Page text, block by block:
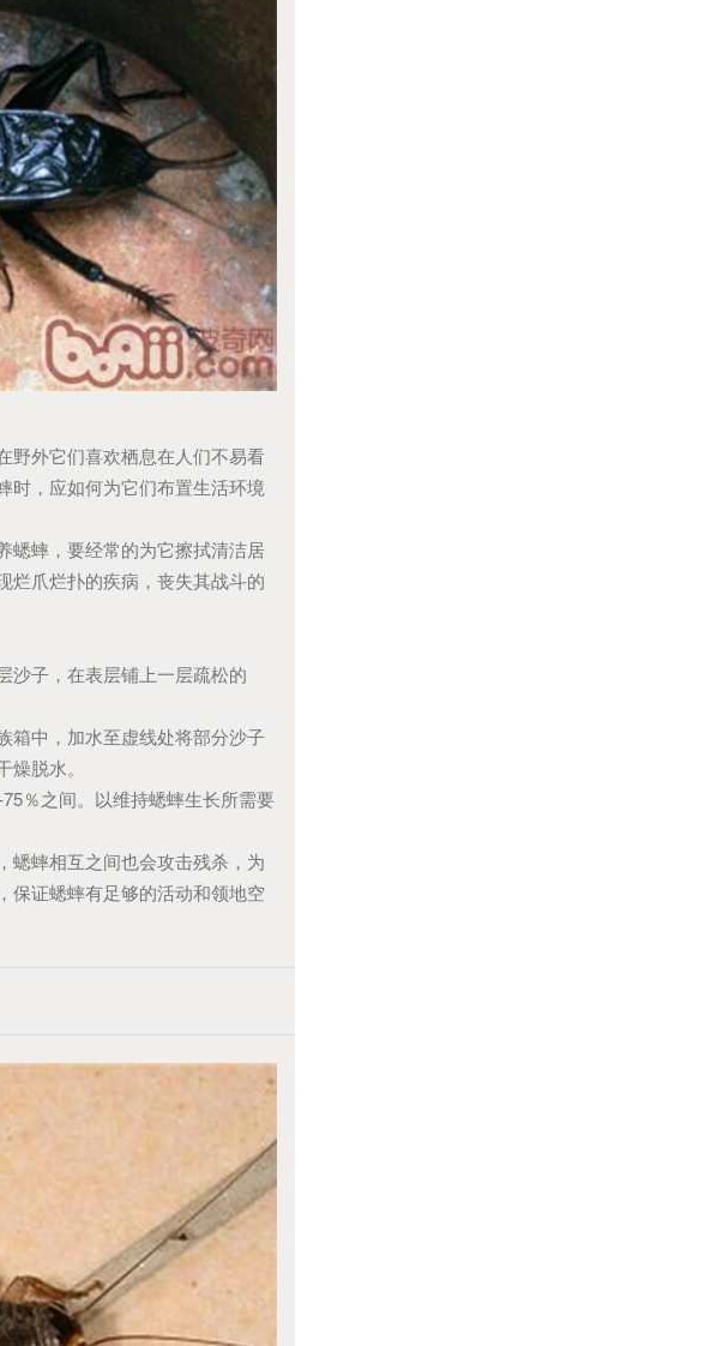
外它们喜欢栖息在人们不易看
时，应如何为它们布置生活环境
蟀，要经常的为它擦拭清洁居
烂爪烂扑的疾病，丧失其战斗的
子，在表层铺上一层疏松的
中，加水至虚线处将部分沙子
脱水。
％之间。以维持蟋蟀生长所需要
蟀相互之间也会攻击残杀，为
保证蟋蟀有足够的活动和领地空